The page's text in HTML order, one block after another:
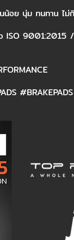
น้อย นุ่ม ทนทาน ไม่
ISO